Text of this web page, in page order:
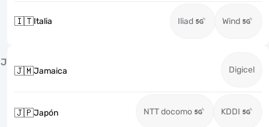
🇮🇹Italia Iliad Wind
J
🇯🇲Jamaica Digicel
🇯🇵Japón NTT docomo KDDI